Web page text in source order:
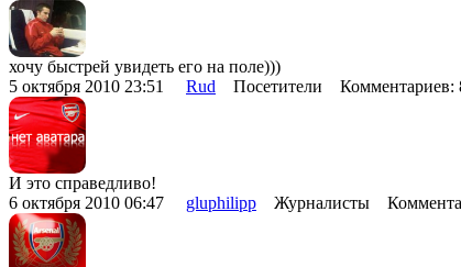
хочу быстрей увидеть его на поле)))
5 октября 2010 23:51 Rud Посетители Комментариев:
И это справедливо!
6 октября 2010 06:47 gluphilipp Журналисты